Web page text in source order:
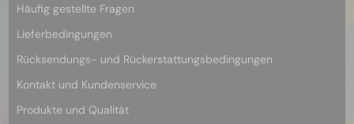
Häufig gestellte Fragen
Lieferbedingungen
Rücksendungs- und Rückerstattungsbedingungen
Kontakt und Kundenservice
Produkte und Qualität